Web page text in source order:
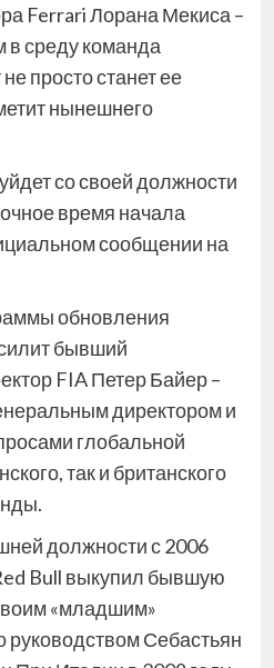
Ferrari Лорана Мекиса –
в среду команда
просто станет ее
нынешнего
со своей должности
время начала
сообщении на
обновления
бывший
FIA Петер Байер –
директором и
глобальной
так и британского
должности с 2006
Bull выкупил бывшую
«младшим»
руководством Себастьян